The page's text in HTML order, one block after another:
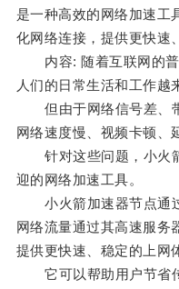
是一种高效的网络加速工
化网络连接，提供更快速
内容: 随着互联网的普
人们的日常生活和工作越
但由于网络信号差、带
网络速度慢、视频卡顿、
针对这些问题，小火箭
迎的网络加速工具。
小火箭加速器节点通过
网络流量通过其高速服务
提供更快速、稳定的上网
它可以帮助用户节省传